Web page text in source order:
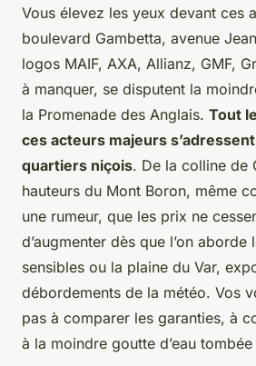
Vous élevez les yeux devant ces
boulevard Gambetta, avenue
logos MAIF, AXA, Allianz, GMF,
à manquer, se disputent la
la Promenade des Anglais. Tout
ces acteurs majeurs
quartiers niçois. De la colline de
hauteurs du Mont Boron, même
une rumeur, que les prix ne
d’augmenter dès que l’on
sensibles ou la plaine du Var,
débordements de la météo. Vos
pas à comparer les garanties, à
à la moindre goutte d’eau